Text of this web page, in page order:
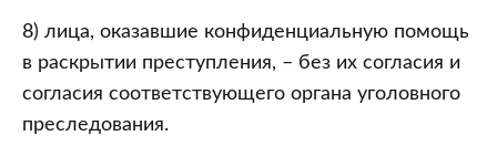
8) лица, оказавшие конфиденциальную помощь
в раскрытии преступления, – без их согласия и
согласия соответствующего органа уголовного
преследования.